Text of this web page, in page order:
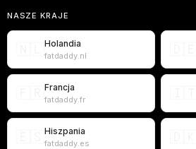
NASZE KRAJE
Holandia
fatdaddy.nl
Francja
fatdaddy.fr
Hiszpania
fatdaddy.es